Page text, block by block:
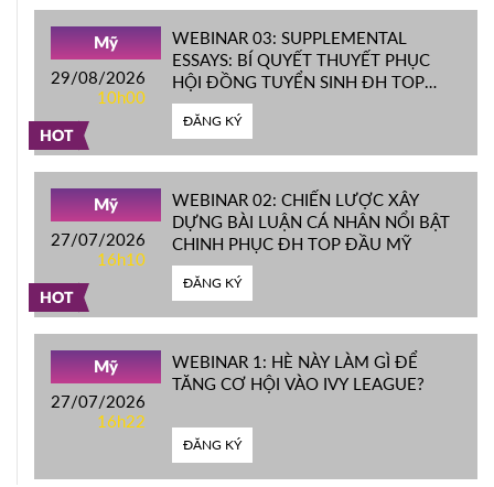
HOT
Mỹ
29/08/2026
10h00
WEBINAR 03: SUPPLEMENTAL
ESSAYS: BÍ QUYẾT THUYẾT PHỤC
HỘI ĐỒNG TUYỂN SINH ĐH TOP
ĐẦU MỸ
ĐĂNG KÝ
HOT
Mỹ
27/07/2026
16h10
WEBINAR 02: CHIẾN LƯỢC XÂY
DỰNG BÀI LUẬN CÁ NHÂN NỔI BẬT
CHINH PHỤC ĐH TOP ĐẦU MỸ
ĐĂNG KÝ
Mỹ
27/07/2026
16h22
WEBINAR 1: HÈ NÀY LÀM GÌ ĐỂ
TĂNG CƠ HỘI VÀO IVY LEAGUE?
ĐĂNG KÝ